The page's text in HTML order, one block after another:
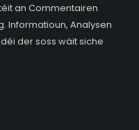
an Commentairen
Informatioun, Analysen
der soss wäit siche